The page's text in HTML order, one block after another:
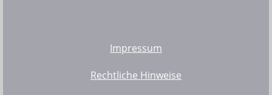
Impressum
Rechtliche Hinweise